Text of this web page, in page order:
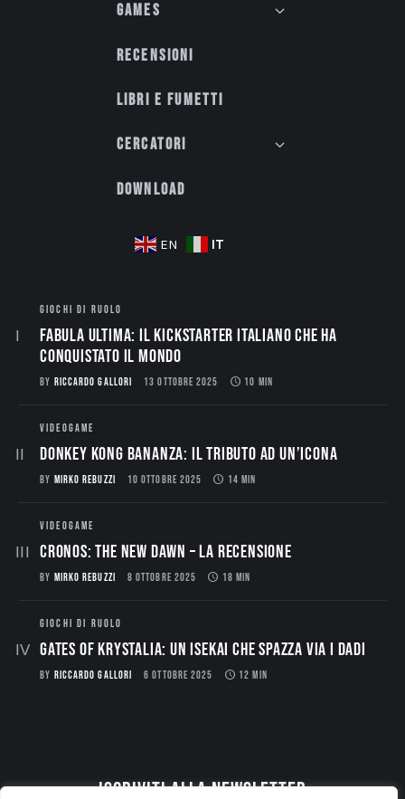
Games
Recensioni
Libri e fumetti
Cercatori
Download
EN IT
GIOCHI DI RUOLO
Fabula Ultima: il Kickstarter italiano che ha
conquistato il mondo
BY RICCARDO GALLORI 13 OTTOBRE 2025 10 MIN
VIDEOGAME
Donkey Kong Bananza: Il Tributo ad un’Icona
BY MIRKO REBUZZI 10 OTTOBRE 2025 14 MIN
VIDEOGAME
CRONOS: THE NEW DAWN – La Recensione
BY MIRKO REBUZZI 8 OTTOBRE 2025 18 MIN
GIOCHI DI RUOLO
Gates of Krystalia: Un Isekai che spazza via i dadi
BY RICCARDO GALLORI 6 OTTOBRE 2025 12 MIN
Iscriviti alla newsletter